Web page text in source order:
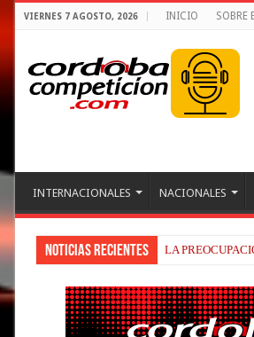
VIERNES 7 AGOSTO, 2026 INICIO SOBRE
INTERNACIONALES NACIONALES
Noticias recientes BEZZECCHI,